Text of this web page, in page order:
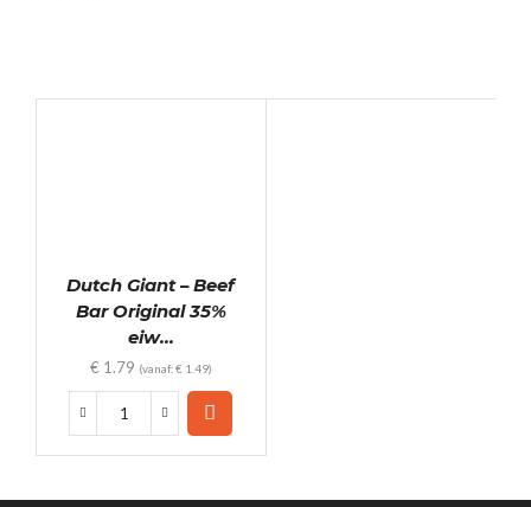
Dutch Giant – Beef
Bar Original 35%
eiw...
€ 1.79 (vanaf:€ 1.49)
Dutch